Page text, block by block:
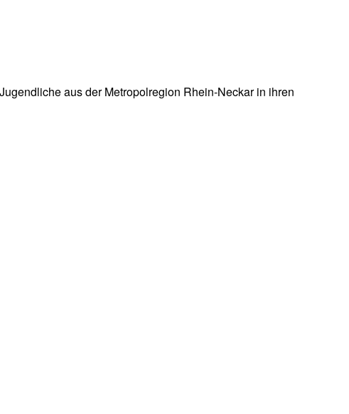
aus der Metropolregion Rhein-Neckar in ihren